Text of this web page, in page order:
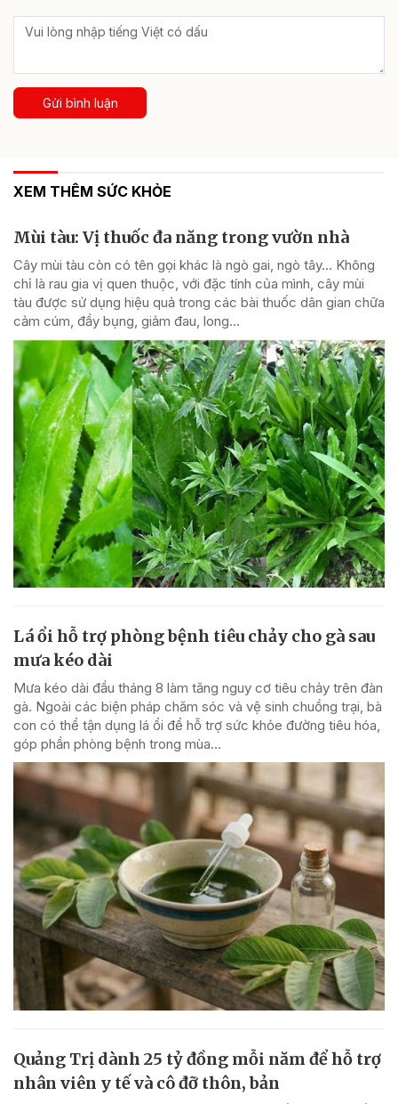
Gửi bình luận
XEM THÊM SỨC KHỎE
Mùi tàu: Vị thuốc đa năng trong vườn nhà
Cây mùi tàu còn có tên gọi khác là ngò gai, ngò tây… Không
chỉ là rau gia vị quen thuộc, với đặc tính của mình, cây mùi
tàu được sử dụng hiệu quả trong các bài thuốc dân gian chữa
cảm cúm, đầy bụng, giảm đau, long...
Lá ổi hỗ trợ phòng bệnh tiêu chảy cho gà sau
mưa kéo dài
Mưa kéo dài đầu tháng 8 làm tăng nguy cơ tiêu chảy trên đàn
gà. Ngoài các biện pháp chăm sóc và vệ sinh chuồng trại, bà
con có thể tận dụng lá ổi để hỗ trợ sức khỏe đường tiêu hóa,
góp phần phòng bệnh trong mùa...
Quảng Trị dành 25 tỷ đồng mỗi năm để hỗ trợ
nhân viên y tế và cô đỡ thôn, bản